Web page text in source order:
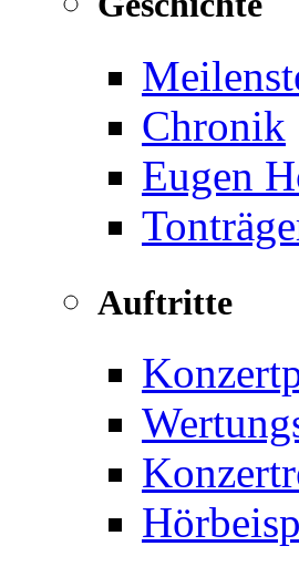
Chronik
Eugen
Auftritte